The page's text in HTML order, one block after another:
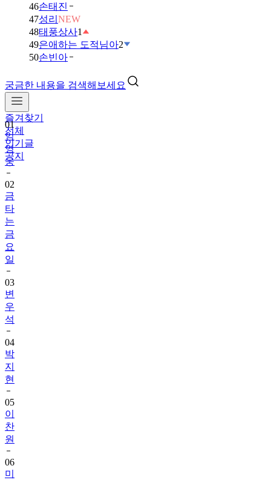
46손태진
47성리 NEW
48태풍상사1
49은애하는 도적님아2
50손빈아
궁금한 내용을 검색해보세요
즐겨찾기
전체
인기글
공지
01
임
영
웅
02
금
타
는
금
요
일
03
변
우
석
04
박
지
현
05
이
찬
원
06
미